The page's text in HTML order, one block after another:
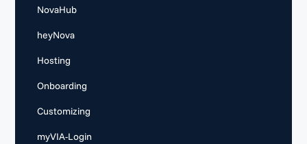
NovaHub
heyNova
Hosting
Onboarding
Customizing
myVIA-Login